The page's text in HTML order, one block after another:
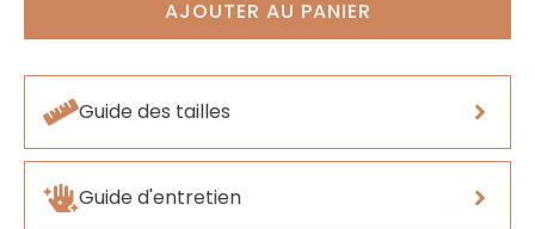
AJOUTER AU PANIER
Guide des tailles
Guide d'entretien